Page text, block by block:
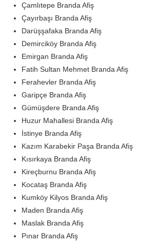
Çamlıtepe Branda Afiş
Çayırbaşı Branda Afiş
Darüşşafaka Branda Afiş
Demirciköy Branda Afiş
Emirgan Branda Afiş
Fatih Sultan Mehmet Branda Afiş
Ferahevler Branda Afiş
Garipçe Branda Afiş
Gümüşdere Branda Afiş
Huzur Mahallesi Branda Afiş
İstinye Branda Afiş
Kazım Karabekir Paşa Branda Afiş
Kısırkaya Branda Afiş
Kireçburnu Branda Afiş
Kocataş Branda Afiş
Kumköy Kilyos Branda Afiş
Maden Branda Afiş
Maslak Branda Afiş
Pınar Branda Afiş